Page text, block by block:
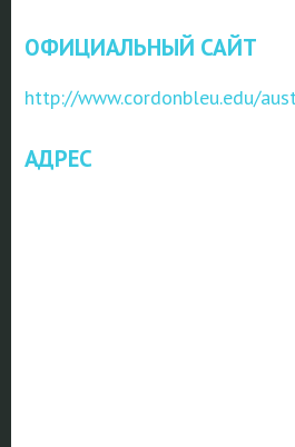
ОФИЦИАЛЬНЫЙ САЙТ
http://www.cordonbleu.edu/
АДРЕС